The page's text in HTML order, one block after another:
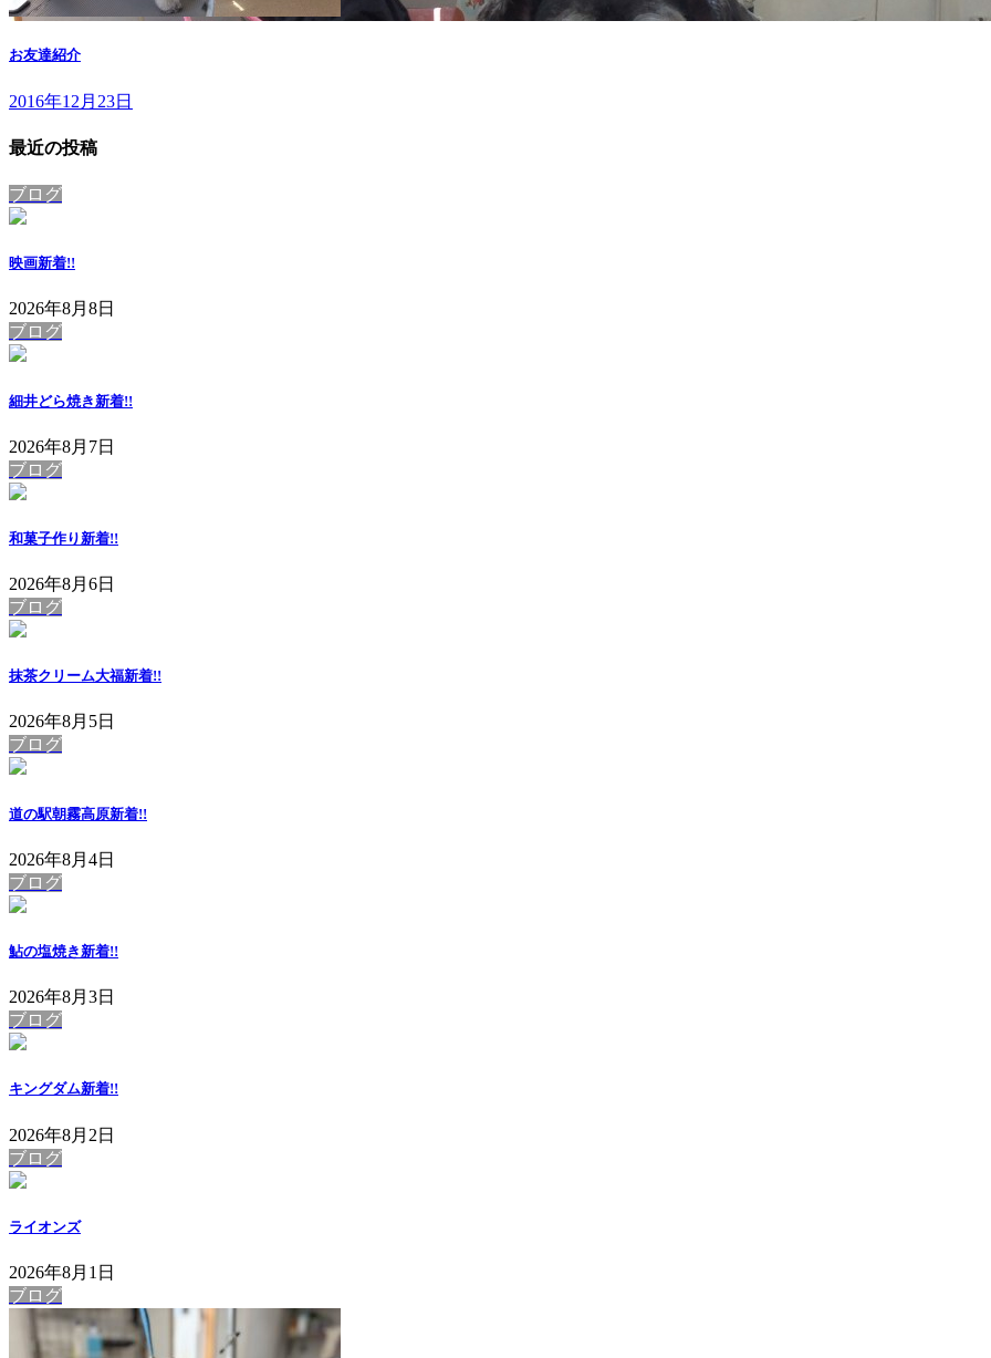
お友達紹介
2016年12月23日
最近の投稿
ブログ
映画新着!!
2026年8月8日
ブログ
細井どら焼き新着!!
2026年8月7日
ブログ
和菓子作り新着!!
2026年8月6日
ブログ
抹茶クリーム大福新着!!
2026年8月5日
ブログ
道の駅朝霧高原新着!!
2026年8月4日
ブログ
鮎の塩焼き新着!!
2026年8月3日
ブログ
キングダム新着!!
2026年8月2日
ブログ
ライオンズ
2026年8月1日
ブログ